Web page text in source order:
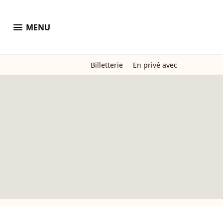
menu MENU
Billetterie En privé avec